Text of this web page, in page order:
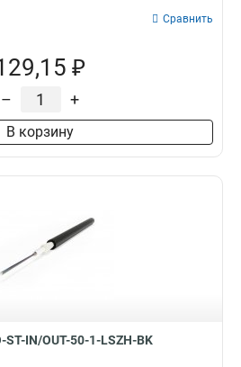
Сравнить
₽
– +
В корзину
ST-IN/OUT-50-1-LSZH-BK